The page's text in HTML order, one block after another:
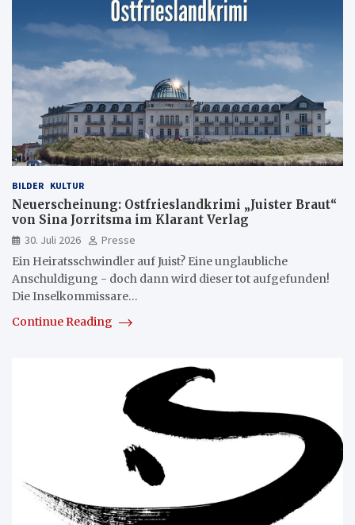
BILDER KULTUR
Neuerscheinung: Ostfrieslandkrimi „Juister Braut“
von Sina Jorritsma im Klarant Verlag
30. Juli 2026
Presse
Ein Heiratsschwindler auf Juist? Eine unglaubliche
Anschuldigung - doch dann wird dieser tot aufgefunden!
Die Inselkommissare…
Continue Reading